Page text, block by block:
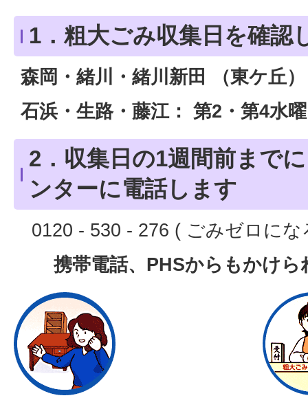
1．粗大ごみ収集日を確認
森岡・緒川・緒川新田 （東ケ丘
石浜・生路・藤江： 第2・第4水
2．収集日の1週間前まで
ンターに電話します
0120 - 530 - 276 ( ごみゼロにな
携帯電話、PHSからもかけら